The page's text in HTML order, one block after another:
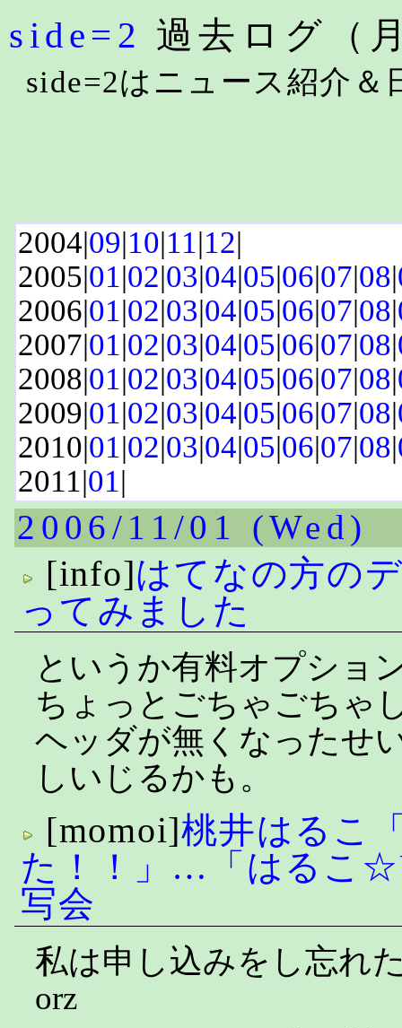
side=2 過去ログ（
side=2はニュース紹介＆
2004|09|10|11|12|
2005|01|02|03|04|05|06|07|08|
2006|01|02|03|04|05|06|07|08|
2007|01|02|03|04|05|06|07|08|
2008|01|02|03|04|05|06|07|08|
2009|01|02|03|04|05|06|07|08|
2010|01|02|03|04|05|06|07|08|
2011|01|
2006/11/01 (Wed)
[info]はてなの方の
ってみました
というか有料オプショ
ちょっとごちゃごち
ヘッダが無くなったせ
しいじるかも。
[momoi]桃井はるこ
た！！」…「はるこ
写会
私は申し込みをし忘れ
orz